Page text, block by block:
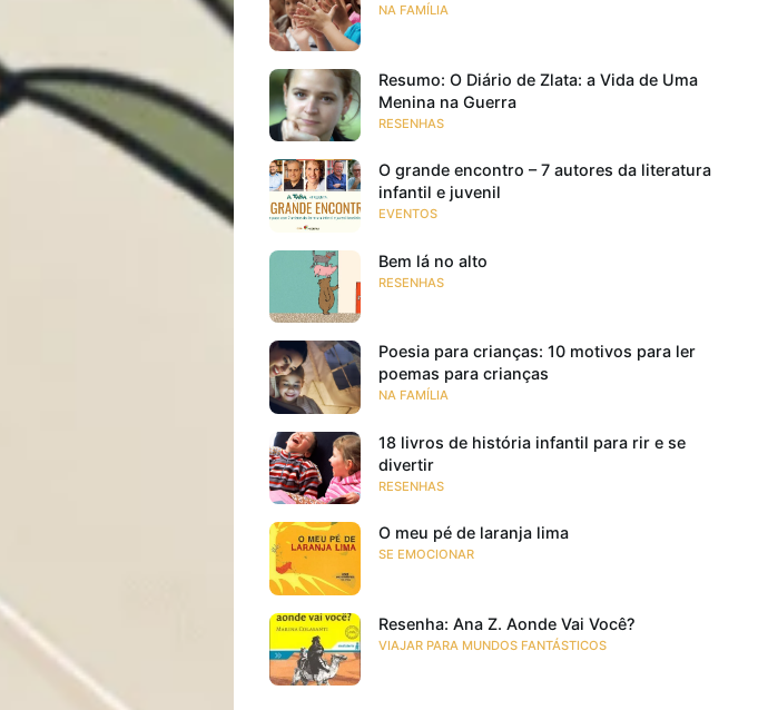
NA FAMÍLIA
Resumo: O Diário de Zlata: a Vida de Uma
Menina na Guerra
RESENHAS
O grande encontro – 7 autores da literatura
infantil e juvenil
EVENTOS
Bem lá no alto
RESENHAS
Poesia para crianças: 10 motivos para ler
poemas para crianças
NA FAMÍLIA
18 livros de história infantil para rir e se
divertir
RESENHAS
O meu pé de laranja lima
SE EMOCIONAR
Resenha: Ana Z. Aonde Vai Você?
VIAJAR PARA MUNDOS FANTÁSTICOS